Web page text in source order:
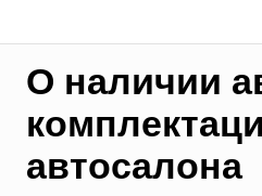
О наличии
автосалона